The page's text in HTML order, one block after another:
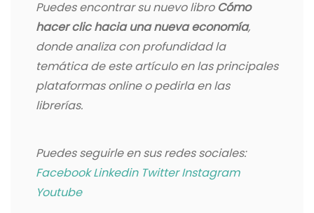
Puedes encontrar su nuevo libro Cómo
hacer clic hacia una nueva economía,
donde analiza con profundidad la
temática de este artículo en las principales
plataformas online o pedirla en las
librerías.
Puedes seguirle en sus redes sociales:
Facebook Linkedin Twitter Instagram
Youtube